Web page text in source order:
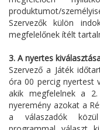
produktumot/
Szervezők külön
megfelelőnek ítélt
3. A nyertes
Szervező a Játék
óra 00 percig nyertest
akik megfelelnek a
nyeremény azokat a
a válaszadók